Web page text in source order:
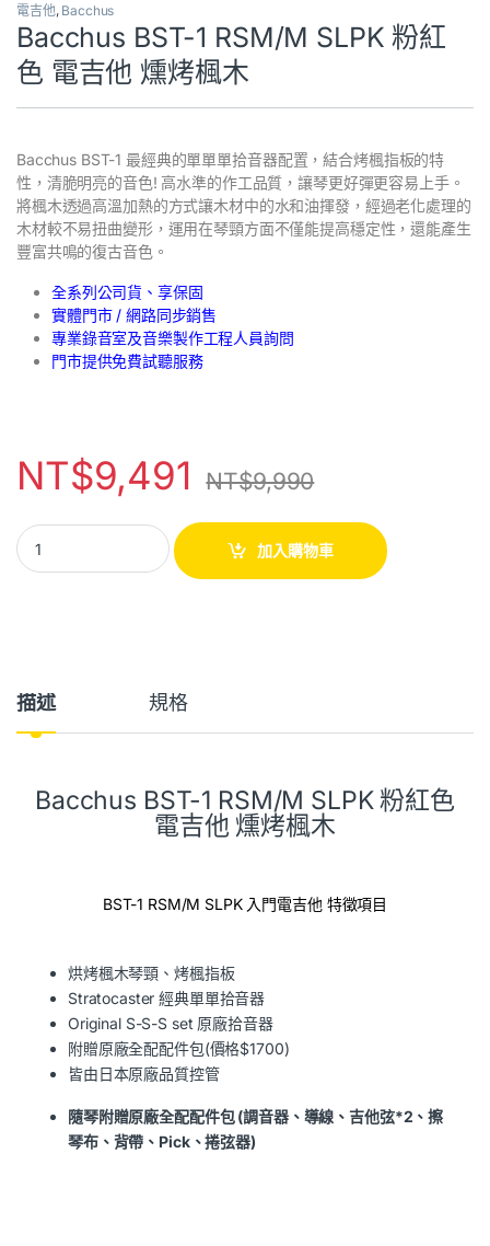
電吉他, Bacchus
Bacchus BST-1 RSM/M SLPK 粉紅
色 電吉他 燻烤楓木
Bacchus BST-1 最經典的單單單拾音器配置，結合烤楓指板的特
性，清脆明亮的音色! 高水準的作工品質，讓琴更好彈更容易上手。
將楓木透過高溫加熱的方式讓木材中的水和油揮發，經過老化處理的
木材較不易扭曲變形，運用在琴頸方面不僅能提高穩定性，還能產生
豐富共鳴的復古音色。
全系列公司貨、享保固
實體門市 / 網路同步銷售
專業錄音室及音樂製作工程人員詢問
門市提供免費試聽服務
NT$9,491 NT$9,990
加入購物車
描述 規格
Bacchus BST-1 RSM/M SLPK 粉紅色
電吉他 燻烤楓木
BST-1 RSM/M SLPK 入門電吉他 特徵項目
烘烤楓木琴頸、烤楓指板
Stratocaster 經典單單拾音器
Original S-S-S set 原廠拾音器
附贈原廠全配配件包(價格$1700)
皆由日本原廠品質控管
隨琴附贈原廠全配配件包 (調音器、導線、吉他弦*2、擦
琴布、背帶、Pick、捲弦器)